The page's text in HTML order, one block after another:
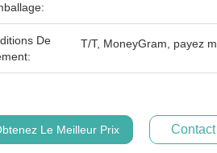
De
T/T, MoneyGram, payez
Le Meilleur Prix